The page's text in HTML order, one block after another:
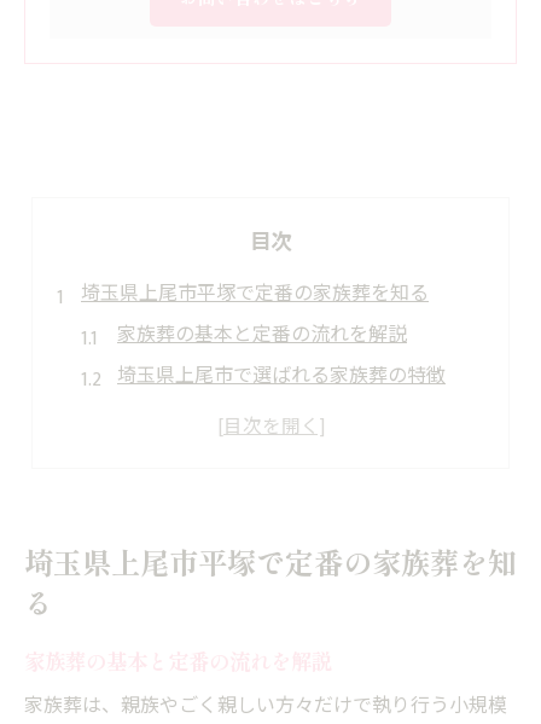
目次
埼玉県上尾市平塚で定番の家族葬を知る
家族葬の基本と定番の流れを解説
埼玉県上尾市で選ばれる家族葬の特徴
家族葬を埼玉で行う際の安心ポイント
費用を抑える家族葬の進め方とは
家族葬の費用を抑える実践的な方法
上尾市の家族葬で見積もりを比較する意義
埼玉県上尾市平塚で定番の家族葬を知
る
家族葬は、親族やごく親しい方々だけで執り行う小規模